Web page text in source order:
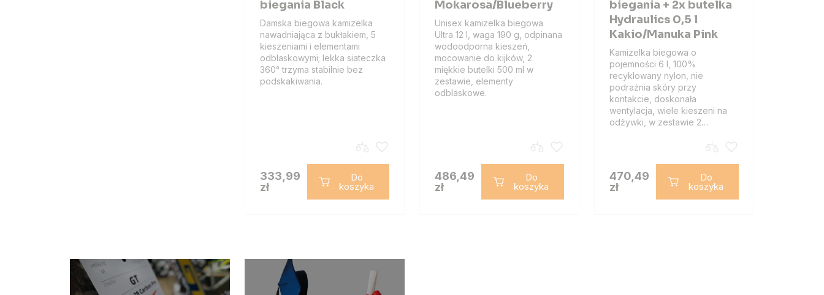
biegania Black
Damska biegowa kamizelka
nawadniająca z bukłakiem, 5
kieszeniami i elementami
odblaskowymi; lekka siateczka
360° trzyma stabilnie bez
podskakiwania.
333,99
zł
Do
koszyka
Mokarosa/Blueberry
Unisex kamizelka biegowa
Ultra 12 l, waga 190 g, odpinana
wodoodporna kieszeń,
mocowanie do kijków, 2
miękkie butelki 500 ml w
zestawie, elementy
odblaskowe.
486,49
zł
Do
koszyka
biegania + 2x butelka
Hydraulics 0,5 l
Kakio/Manuka Pink
Kamizelka biegowa o
pojemności 6 l, 100%
recyklowany nylon, nie
podrażnia skóry przy
kontakcie, doskonała
wentylacja, wiele kieszeni na
odżywki, w zestawie 2…
470,49
zł
Do
koszyka